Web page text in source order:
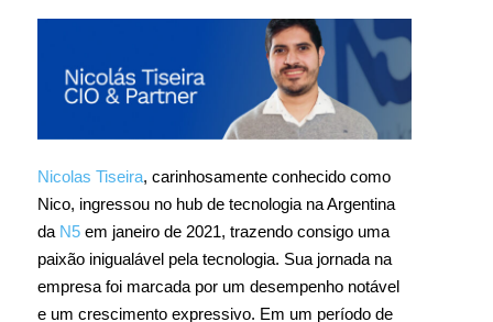
Nicolas Tiseira, carinhosamente conhecido como
Nico, ingressou no hub de tecnologia na Argentina
da N5 em janeiro de 2021, trazendo consigo uma
paixão inigualável pela tecnologia. Sua jornada na
empresa foi marcada por um desempenho notável
e um crescimento expressivo. Em um período de